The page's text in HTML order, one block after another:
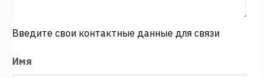
Введите свои контактные данные для связи
Имя